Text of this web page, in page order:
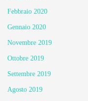
Febbraio 2020
Gennaio 2020
Novembre 2019
Ottobre 2019
Settembre 2019
Agosto 2019